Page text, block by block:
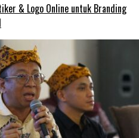
& Logo Online untuk Branding